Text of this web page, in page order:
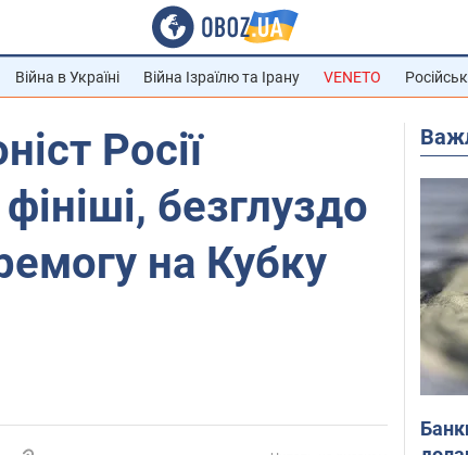
Війна в Україні Війна Ізраїлю та Ірану VENETO
Росії
безглуздо
на Кубку